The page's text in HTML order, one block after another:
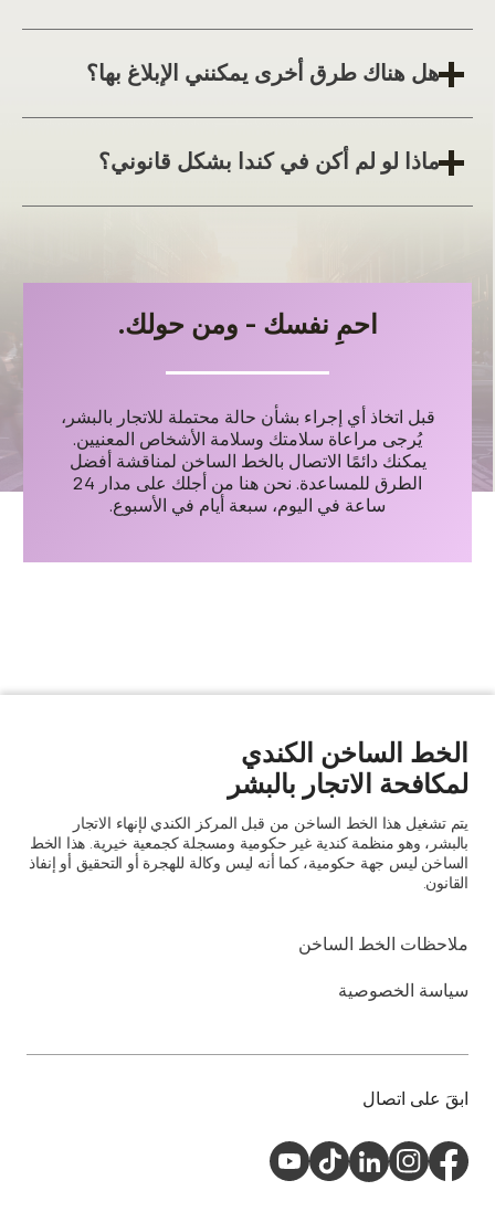
هل هناك طرق أخرى يمكنني الإبلاغ بها؟
ماذا لو لم أكن في كندا بشكل قانوني؟
احمِ نفسك - ومن حولك.
قبل اتخاذ أي إجراء بشأن حالة محتملة للاتجار بالبشر،
يُرجى مراعاة سلامتك وسلامة الأشخاص المعنيين.
يمكنك دائمًا الاتصال بالخط الساخن لمناقشة أفضل
الطرق للمساعدة. نحن هنا من أجلك على مدار 24
ساعة في اليوم، سبعة أيام في الأسبوع.
الخط الساخن الكندي
لمكافحة الاتجار بالبشر
ملاحظات الخط الساخن
سياسة الخصوصية
يتم تشغيل هذا الخط الساخن من قبل المركز الكندي لإنهاء الاتجار
بالبشر، وهو منظمة كندية غير حكومية ومسجلة كجمعية خيرية. هذا الخط
الساخن ليس جهة حكومية، كما أنه ليس وكالة للهجرة أو التحقيق أو إنفاذ
القانون.
ابقَ على اتصال